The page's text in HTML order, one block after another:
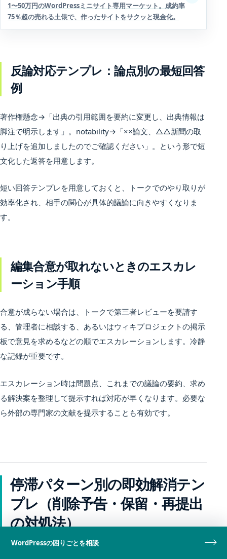
1〜50万円のWordPressミニサイト専用マーケット。成約率
75％超の売れる土俵で、作ったサイトをサクッと現金化。
反論対応テンプレ：論点別の最短回答
例
著作権懸念→「出典の引用範囲を要約に変更し、出典情報は
脚注で明示します」。notability→「××論文、△△新聞の取
り上げを追加しましたのでご確認ください」。という形で短
文化した返答を用意します。
短い回答テンプレを用意しておくと、トークでのやり取りが
効率化され、相手の関心が具体的議論に向きやすくなりま
す。
編集合意が取れないときのエスカレ
ーション手順
合意が成らない場合は、トークで第三者レビューを要請す
る、管理者に相談する、あるいはウィキプロジェクトの掲示
板で意見を求めるなどの順でエスカレーションします。冷静
な記録が重要です。
エスカレーション時は問題点、これまでの議論の要約、求め
る解決案を整理して提示すれば対応が早くなります。必要な
ら外部の専門家の文献を提示することも有効です。
停滞パターン別の即効解消テン
プレ（削除予告・保留・再提出
の対処法）
WordPressの困りごとを相談